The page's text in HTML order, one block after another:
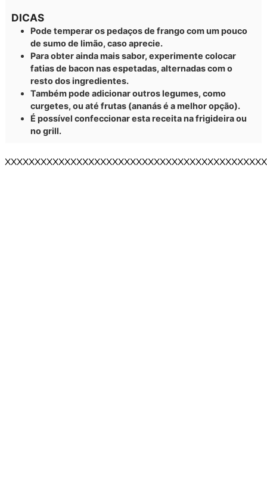
DICAS
Pode temperar os pedaços de frango com um pouco
de sumo de limão, caso aprecie.
Para obter ainda mais sabor, experimente colocar
fatias de bacon nas espetadas, alternadas com o
resto dos ingredientes.
Também pode adicionar outros legumes, como
curgetes, ou até frutas (ananás é a melhor opção).
É possível confeccionar esta receita na frigideira ou
no grill.